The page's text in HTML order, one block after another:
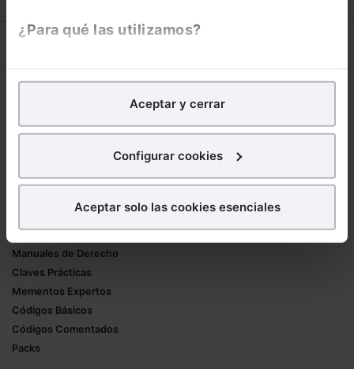
¿Para qué las utilizamos?
analíticospara tratar demejorar tu experienciaen
nuestra página web. También con fines publicitarios,
para poder mostrarte publicidad y contenidos de tu
¿Qué puedes hacer?
experiencia en la web sea óptima
Puedesaceptar solo las esenciales
todas las cookies excepto aquellas imprescindibles.
También puedes
seleccionar solo aquellas que quieras permitir en tu
navegador. Si no seleccionas ninguna utilizaremos
las que sean indispensables para la navegación.
Aceptar y cerrar
Configurar cookies
Aceptar solo las cookies esenciales
Lefebvre
Trabaja con nosotros
Productos
Formularios Jurídicos
Manuales de Derecho
Claves Prácticas
Mementos Expertos
Códigos Básicos
Códigos Comentados
Packs